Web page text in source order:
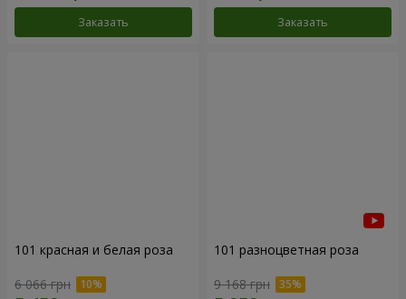
Заказать Заказать
101 красная и белая роза
6 066 грн
101 разноцветная роза
9 168 грн